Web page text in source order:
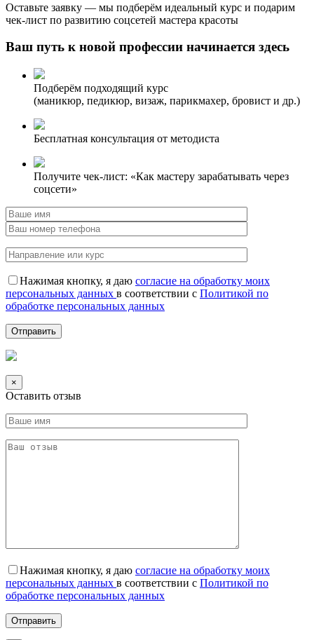
Оставьте заявку — мы подберём идеальный курс и подарим
чек-лист по развитию соцсетей мастера красоты
Ваш путь к новой профессии начинается здесь
Подберём подходящий курс
(маникюр, педикюр, визаж, парикмахер, бровист и др.)
Бесплатная консультация от методиста
Получите чек-лист: «Как мастеру зарабатывать через
соцсети»
Нажимая кнопку, я даю согласие на обработку моих
персональных данных в соответствии с Политикой по
обработке персональных данных
×
Оставить отзыв
Нажимая кнопку, я даю согласие на обработку моих
персональных данных в соответствии с Политикой по
обработке персональных данных